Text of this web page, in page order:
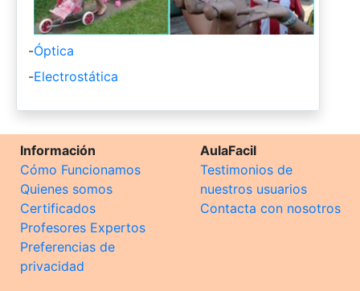
-Óptica
-Electrostática
Información
Cómo Funcionamos
Quienes somos
Certificados
Profesores Expertos
Preferencias de
privacidad
AulaFacil
Testimonios de
nuestros usuarios
Contacta con nosotros